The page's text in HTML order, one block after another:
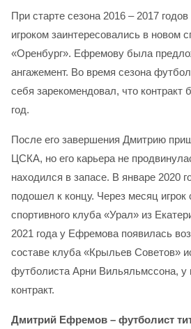
При старте сезона 2016 – 2017
игроком заинтересовались в новом
«Оренбург». Ефремову была
ангажемент. Во время сезона
себя зарекомендовал, что
год.
После его завершения Дмитрию
ЦСКА, но его карьера не
находился в запасе. В январе 2020
подошел к концу. Через месяц игрок
спортивного клуба «Урал» из
2021 года у Ефремова появилась
составе клуба «Крыльев Советов»
футболиста Арни Вильяльмссона, у
контракт.
Дмитрий Ефремов – футболист